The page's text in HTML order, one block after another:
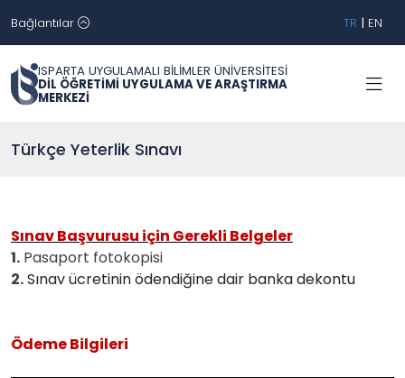
Bağlantılar TR | EN
ISPARTA UYGULAMALI BİLİMLER ÜNİVERSİTESİ
DİL ÖĞRETİMİ UYGULAMA VE ARAŞTIRMA
MERKEZİ
Türkçe Yeterlik Sınavı
Sınav Başvurusu için Gerekli Belgeler
1. Pasaport fotokopisi
2.Sınav ücretinin ödendiğine dair banka dekontu
Ödeme Bilgileri